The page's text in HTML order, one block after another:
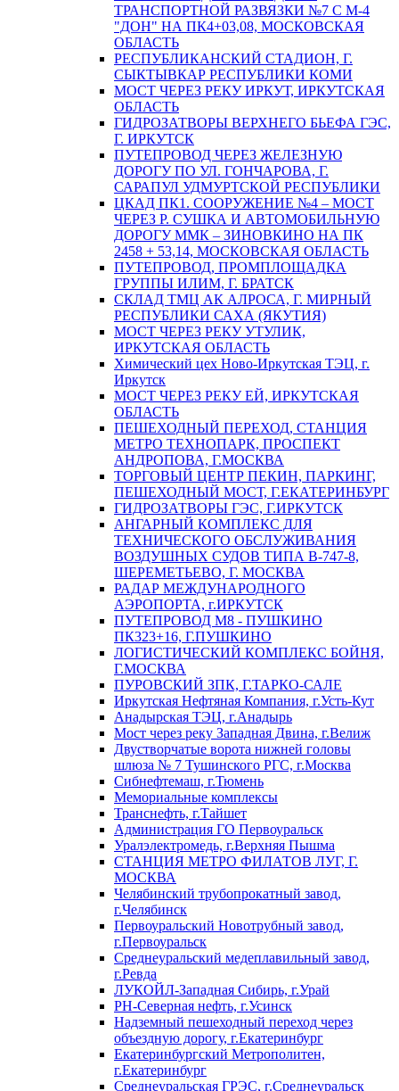
ТРАНСПОРТНОЙ РАЗВЯЗКИ №7 С М-4
"ДОН" НА ПК4+03,08, МОСКОВСКАЯ
ОБЛАСТЬ
РЕСПУБЛИКАНСКИЙ СТАДИОН, Г.
СЫКТЫВКАР РЕСПУБЛИКИ КОМИ
МОСТ ЧЕРЕЗ РЕКУ ИРКУТ, ИРКУТСКАЯ
ОБЛАСТЬ
ГИДРОЗАТВОРЫ ВЕРХНЕГО БЬЕФА ГЭС,
Г. ИРКУТСК
ПУТЕПРОВОД ЧЕРЕЗ ЖЕЛЕЗНУЮ
ДОРОГУ ПО УЛ. ГОНЧАРОВА, Г.
САРАПУЛ УДМУРТСКОЙ РЕСПУБЛИКИ
ЦКАД ПК1. СООРУЖЕНИЕ №4 – МОСТ
ЧЕРЕЗ Р. СУШКА И АВТОМОБИЛЬНУЮ
ДОРОГУ ММК – ЗИНОВКИНО НА ПК
2458 + 53,14, МОСКОВСКАЯ ОБЛАСТЬ
ПУТЕПРОВОД, ПРОМПЛОЩАДКА
ГРУППЫ ИЛИМ, Г. БРАТСК
СКЛАД ТМЦ АК АЛРОСА, Г. МИРНЫЙ
РЕСПУБЛИКИ САХА (ЯКУТИЯ)
МОСТ ЧЕРЕЗ РЕКУ УТУЛИК,
ИРКУТСКАЯ ОБЛАСТЬ
Химический цех Ново-Иркутская ТЭЦ, г.
Иркутск
МОСТ ЧЕРЕЗ РЕКУ ЕЙ, ИРКУТСКАЯ
ОБЛАСТЬ
ПЕШЕХОДНЫЙ ПЕРЕХОД, СТАНЦИЯ
МЕТРО ТЕХНОПАРК, ПРОСПЕКТ
АНДРОПОВА, Г.МОСКВА
ТОРГОВЫЙ ЦЕНТР ПЕКИН, ПАРКИНГ,
ПЕШЕХОДНЫЙ МОСТ, Г.ЕКАТЕРИНБУРГ
ГИДРОЗАТВОРЫ ГЭС, Г.ИРКУТСК
АНГАРНЫЙ КОМПЛЕКС ДЛЯ
ТЕХНИЧЕСКОГО ОБСЛУЖИВАНИЯ
ВОЗДУШНЫХ СУДОВ ТИПА В-747-8,
ШЕРЕМЕТЬЕВО, Г. МОСКВА
РАДАР МЕЖДУНАРОДНОГО
АЭРОПОРТА, г.ИРКУТСК
ПУТЕПРОВОД М8 - ПУШКИНО
ПК323+16, Г.ПУШКИНО
ЛОГИСТИЧЕСКИЙ КОМПЛЕКС БОЙНЯ,
Г.МОСКВА
ПУРОВСКИЙ ЗПК, Г.ТАРКО-САЛЕ
Иркутская Нефтяная Компания, г.Усть-Кут
Анадырская ТЭЦ, г.Анадырь
Мост через реку Западная Двина, г.Велиж
Двустворчатые ворота нижней головы
шлюза № 7 Тушинского РГС, г.Москва
Сибнефтемаш, г.Тюмень
Мемориальные комплексы
Транснефть, г.Тайшет
Администрация ГО Первоуральск
Уралэлектромедь, г.Верхняя Пышма
СТАНЦИЯ МЕТРО ФИЛАТОВ ЛУГ, Г.
МОСКВА
Челябинский трубопрокатный завод,
г.Челябинск
Первоуральский Новотрубный завод,
г.Первоуральск
Среднеуральский медеплавильный завод,
г.Ревда
ЛУКОЙЛ-Западная Сибирь, г.Урай
РН-Северная нефть, г.Усинск
Надземный пешеходный переход через
объездную дорогу, г.Екатеринбург
Екатеринбургский Метрополитен,
г.Екатеринбург
Среднеуральская ГРЭС, г.Среднеуральск